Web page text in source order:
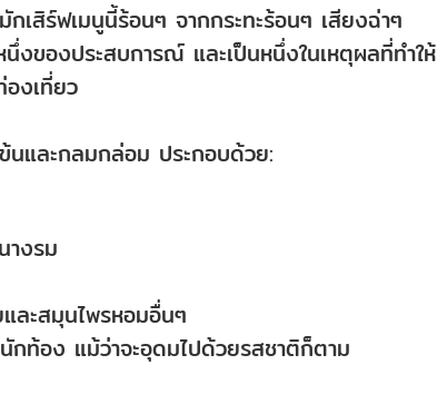
กเสิร์ฟเมนูนี้ร้อนๆ จากกระทะร้อนๆ เสียงฉ่าๆ
งของประสบการณ์ และเป็นหนึ่งในเหตุผลที่ทำให้
งเที่ยว
นและกลมกล่อม ประกอบด้วย:
างรม
ละสมุนไพรหอมอื่นๆ
กท้อง แม้ว่าจะอุดมไปด้วยรสชาติก็ตาม